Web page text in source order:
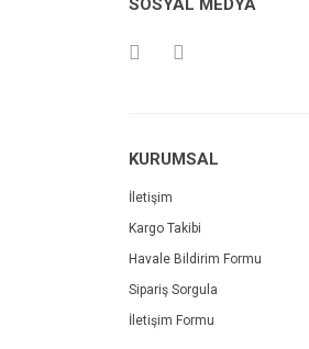
SOSYAL MEDYA
KURUMSAL
İletişim
Kargo Takibi
Havale Bildirim Formu
Sipariş Sorgula
İletişim Formu